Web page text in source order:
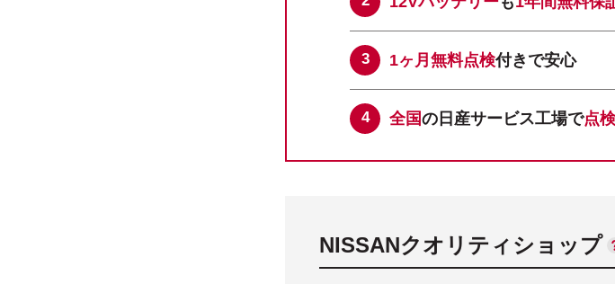
1ヶ月無料点検付きで安心
全国の日産サービス工場で点
NISSANクオリティショップ